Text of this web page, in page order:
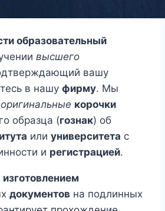
образовательный
высшего
вашу
в нашу фирму. Мы
оригинальные корочки
образца (гознак) об
или университета с
и регистрацией.
изготовлением
документов на подлинных